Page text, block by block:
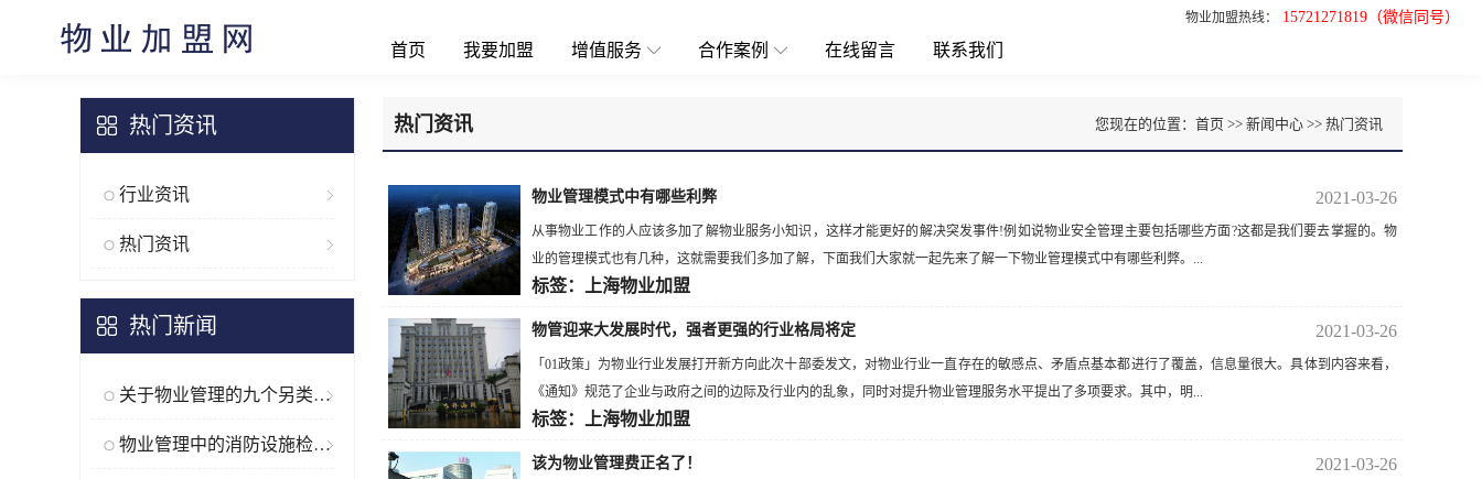
物业加盟热线： 15721271819（微信同号）
首页 我要加盟 增值服务 合作案例 在线留言 联系我们
热门资讯
行业资讯
热门资讯
热门新闻
关于物业管理的九个另类“段子”
物业管理中的消防设施检查要点
热门资讯 您现在的位置： 首页 >> 新闻中心 >> 热门资讯
物业管理模式中有哪些利弊 2021-03-26
从事物业工作的人应该多加了解物业服务小知识，这样才能更好的解决突发事件!例如说物业安全管理主要包括哪些方面?这都是我们要去掌握的。物
业的管理模式也有几种，这就需要我们多加了解，下面我们大家就一起先来了解一下物业管理模式中有哪些利弊。...
标签：上海物业加盟
物管迎来大发展时代，强者更强的行业格局将定 2021-03-26
「01政策」为物业行业发展打开新方向此次十部委发文，对物业行业一直存在的敏感点、矛盾点基本都进行了覆盖，信息量很大。具体到内容来看，
《通知》规范了企业与政府之间的边际及行业内的乱象，同时对提升物业管理服务水平提出了多项要求。其中，明...
标签：上海物业加盟
该为物业管理费正名了！ 2021-03-26